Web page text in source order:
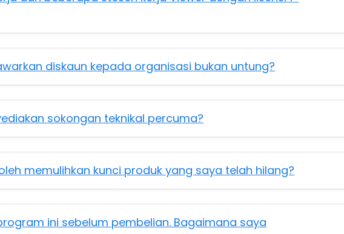
diskaun kepada organisasi bukan untung?
sokongan teknikal percuma?
memulihkan kunci produk yang saya telah hilang?
ini sebelum pembelian. Bagaimana saya